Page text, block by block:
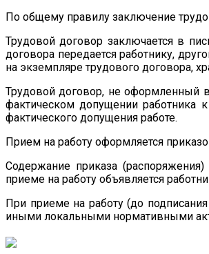
По общему правилу заключение
Трудовой договор заключается в
договора передается работнику,
на экземпляре трудового договора,
Трудовой договор, не оформленный
фактическом допущении работника
фактического допущения работе.
Прием на работу оформляется
Содержание приказа
приеме на работу объявляется
При приеме на работу (до
иными локальными нормативными